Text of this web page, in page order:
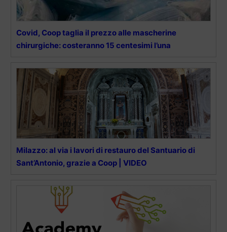
Covid, Coop taglia il prezzo alle mascherine
chirurgiche: costeranno 15 centesimi l’una
Milazzo: al via i lavori di restauro del Santuario di
Sant’Antonio, grazie a Coop | VIDEO